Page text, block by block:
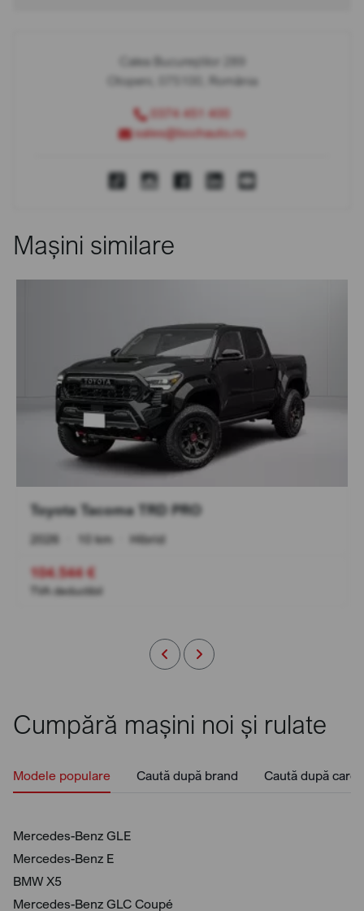
Calea Bucureștilor 289
Otopeni, 075100, România
0374 451 400
sales@bcchauto.ro
Mașini similare
Toyota Tacoma TRD PRO
2026 10 km Hibrid
104.544 €
TVA deductibil
Cumpără mașini noi și rulate
Modele populare Caută după brand Caută după
Mercedes-Benz GLE
Mercedes-Benz E
BMW X5
Mercedes-Benz GLC Coupé